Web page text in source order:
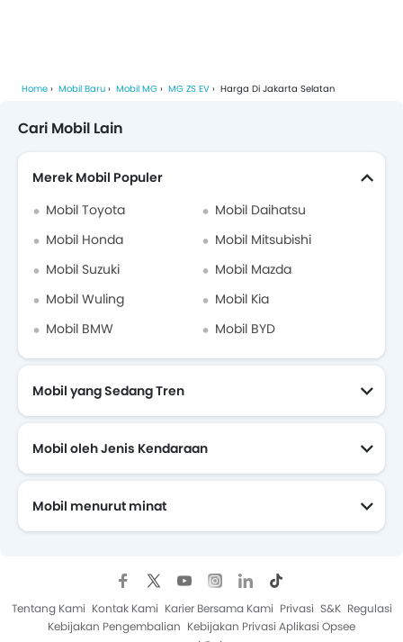
Home Mobil Baru Mobil MG MG ZS EV Harga Di Jakarta Selatan
Cari Mobil Lain
Merek Mobil Populer
Mobil Toyota
Mobil Daihatsu
Mobil Honda
Mobil Mitsubishi
Mobil Suzuki
Mobil Mazda
Mobil Wuling
Mobil Kia
Mobil BMW
Mobil BYD
Mobil yang Sedang Tren
Mobil oleh Jenis Kendaraan
Mobil menurut minat
Tentang Kami Kontak Kami Karier Bersama Kami Privasi S&K Regulasi
Kebijakan Pengembalian Kebijakan Privasi Aplikasi Opsee